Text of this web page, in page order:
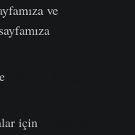
ve
sayfamıza
için